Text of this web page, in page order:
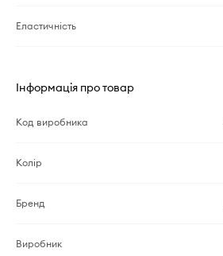
Еластичність
Інформація про товар
Код виробника
Колір
Бренд
Виробник